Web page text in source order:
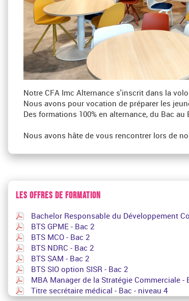
Notre CFA Imc Alternance s'inscrit dans la
Nous avons pour vocation de préparer les
Des formations 100% en alternance, du Bac
Nous avons hâte de vous rencontrer lors de
LES OFFRES DE FORMATION
Bachelor Responsable du Développement
BTS GPME - Bac 2
BTS MCO - Bac 2
BTS NDRC - Bac 2
BTS SAM - Bac 2
BTS SIO option SISR - Bac 2
MBA Manager de la Stratégie Commerciale -
Titre secrétaire médical - Bac - niveau 4